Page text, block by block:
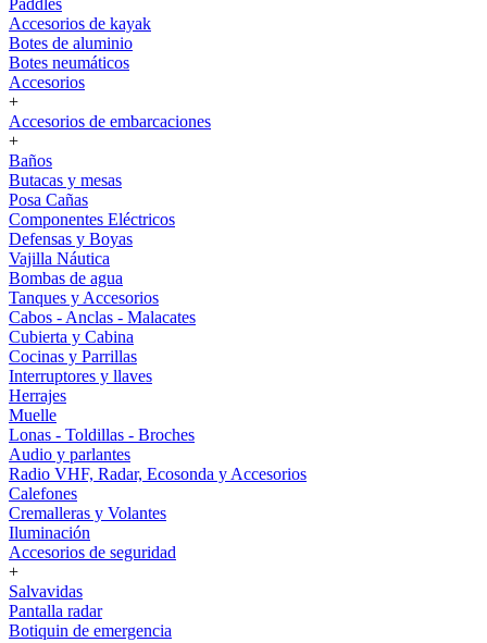
Paddles
Accesorios de kayak
Botes de aluminio
Botes neumáticos
Accesorios
+
Accesorios de embarcaciones
+
Baños
Butacas y mesas
Posa Cañas
Componentes Eléctricos
Defensas y Boyas
Vajilla Náutica
Bombas de agua
Tanques y Accesorios
Cabos - Anclas - Malacates
Cubierta y Cabina
Cocinas y Parrillas
Interruptores y llaves
Herrajes
Muelle
Lonas - Toldillas - Broches
Audio y parlantes
Radio VHF, Radar, Ecosonda y Accesorios
Calefones
Cremalleras y Volantes
Iluminación
Accesorios de seguridad
+
Salvavidas
Pantalla radar
Botiquin de emergencia